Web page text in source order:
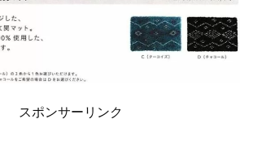
スポンサーリンク